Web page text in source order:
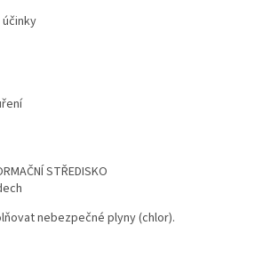
STŘEDISKO
nebezpečné plyny (chlor).